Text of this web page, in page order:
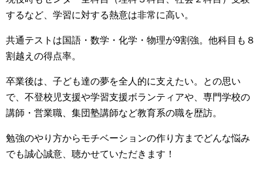
するなど、学習に対する熱意は非常に高い。
共通テストは国語・数学・化学・物理が9割強。他科目も８
割越えの得点率。
卒業後は、子ども達の夢を全人的に支えたい。との思い
で、不登校児支援や学習支援ボランティアや、専門学校の
講師・営業職、集団塾講師など教育系の職を歴訪。
勉強のやり方からモチベーションの作り方までどんな悩み
でも誠心誠意、聴かせていただきます！